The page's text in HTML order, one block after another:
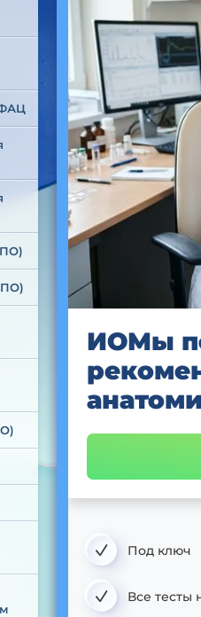
ИОМы
Под ключ
Все тесты